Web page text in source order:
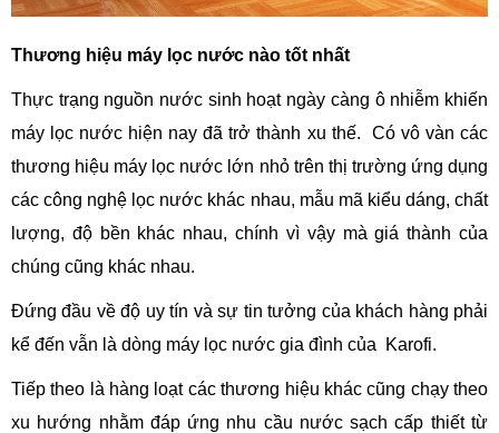
Thương hiệu máy lọc nước nào tốt nhất
Thực trạng nguồn nước sinh hoạt ngày càng ô nhiễm khiến
máy lọc nước hiện nay đã trở thành xu thế. Có vô vàn các
thương hiệu máy lọc nước lớn nhỏ trên thị trường ứng dụng
các công nghệ lọc nước khác nhau, mẫu mã kiểu dáng, chất
lượng, độ bền khác nhau, chính vì vậy mà giá thành của
chúng cũng khác nhau.
Đứng đầu về độ uy tín và sự tin tưởng của khách hàng phải
kể đến vẫn là dòng máy lọc nước gia đình của Karofi.
Tiếp theo là hàng loạt các thương hiệu khác cũng chạy theo
xu hướng nhằm đáp ứng nhu cầu nước sạch cấp thiết từ